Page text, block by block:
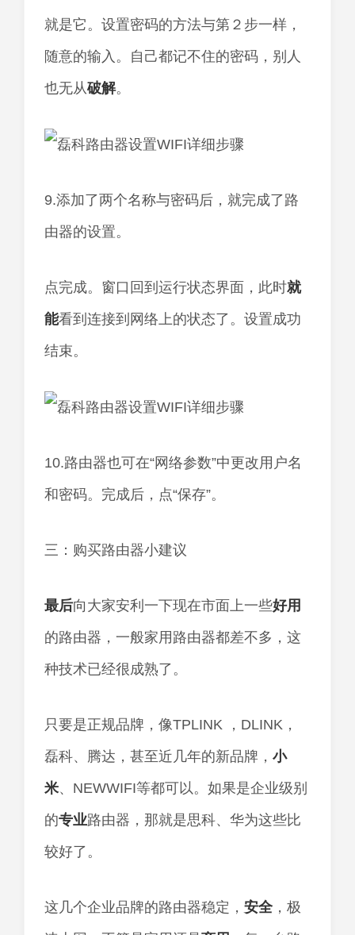
就是它。设置密码的方法与第２步一样，
随意的输入。自己都记不住的密码，别人
也无从破解。
9.添加了两个名称与密码后，就完成了路
由器的设置。
点完成。窗口回到运行状态界面，此时就
能看到连接到网络上的状态了。设置成功
结束。
10.路由器也可在“网络参数”中更改用户名
和密码。完成后，点“保存”。
三：购买路由器小建议
最后向大家安利一下现在市面上一些好用
的路由器，一般家用路由器都差不多，这
种技术已经很成熟了。
只要是正规品牌，像TPLINK ，DLINK，
磊科、腾达，甚至近几年的新品牌， 小
米、NEWWIFI等都可以。如果是企业级别
的专业路由器，那就是思科、华为这些比
较好了。
这几个企业品牌的路由器稳定， 安全，极